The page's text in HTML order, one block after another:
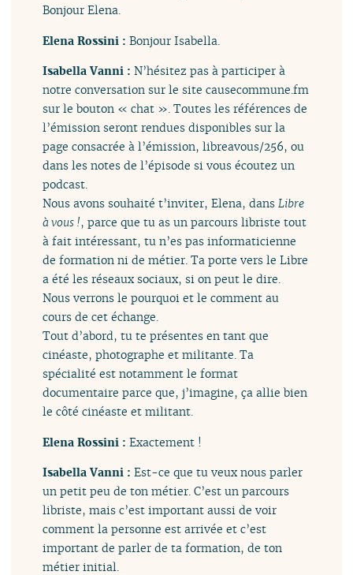
Bonjour Elena.
Elena Rossini :Bonjour Isabella.
Isabella Vanni :N’hésitez pas à participer à
notre conversation sur le site causecommune.fm
sur le bouton « chat ». Toutes les références de
l’émission seront rendues disponibles sur la
page consacrée à l’émission, libreavous/256, ou
dans les notes de l’épisode si vous écoutez un
podcast.
Nous avons souhaité t’inviter, Elena, dansLibre
à vous !, parce que tu as un parcours libriste tout
à fait intéressant, tu n’es pas informaticienne
de formation ni de métier. Ta porte vers le Libre
a été les réseaux sociaux, si on peut le dire.
Nous verrons le pourquoi et le comment au
cours de cet échange.
Tout d’abord, tu te présentes en tant que
cinéaste, photographe et militante. Ta
spécialité est notamment le format
documentaire parce que, j’imagine, ça allie bien
le côté cinéaste et militant.
Elena Rossini :Exactement !
Isabella Vanni :Est-ce que tu veux nous parler
un petit peu de ton métier. C’est un parcours
libriste, mais c’est important aussi de voir
comment la personne est arrivée et c’est
important de parler de ta formation, de ton
métier initial.